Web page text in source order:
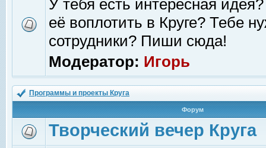
У тебя есть интересная
её воплотить в Круге? Тебе
сотрудники? Пиши сюда!
Модератор: Игорь
Программы и проекты Круга
Форум
Творческий вечер Круга